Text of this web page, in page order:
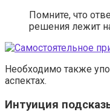
Помните, что
решения лежит
Необходимо также
аспектах.
Интуиция